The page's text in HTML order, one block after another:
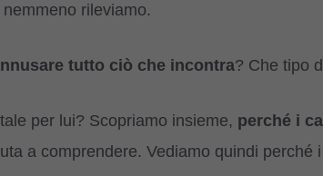
rileviamo.
tutto ciò che incontra? Che tipo
per lui? Scopriamo insieme, perché i
a comprendere. Vediamo quindi perché